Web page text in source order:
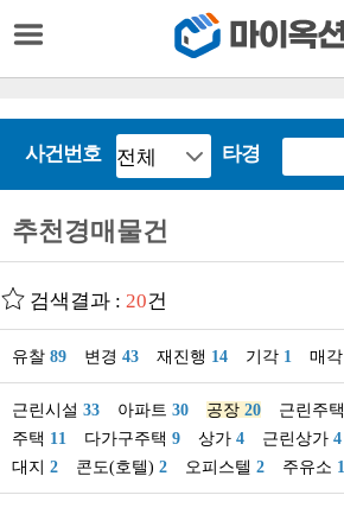
사건번호 타경
추천경매물건
검색결과 : 20건
유찰 89 변경 43 재진행 14 기각 1 매각
근린시설 33 아파트 30 공장 20 근린주택
주택 11 다가구주택 9 상가 4 근린상가 4
대지 2 콘도(호텔) 2 오피스텔 2 주유소 1